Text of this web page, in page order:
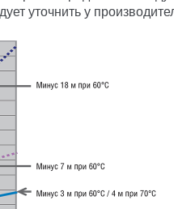
уточнить у